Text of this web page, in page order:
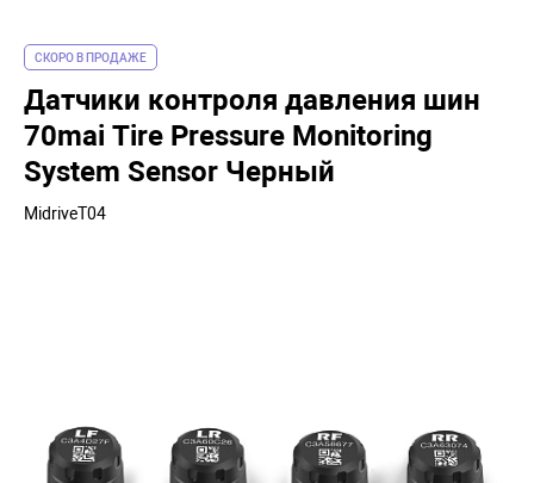
СКОРО В ПРОДАЖЕ
Датчики контроля давления шин
70mai Tire Pressure Monitoring
System Sensor Черный
MidriveT04